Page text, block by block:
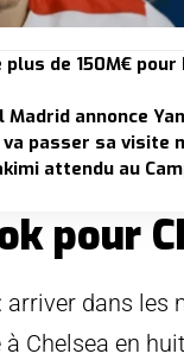
plus de 150M€
Madrid annonce
va passer sa
attendu au
pour
arriver dans
Chelsea en